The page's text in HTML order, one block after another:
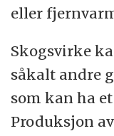
eller
Skogsvirke
såkalt andre
som kan ha
Produksjon